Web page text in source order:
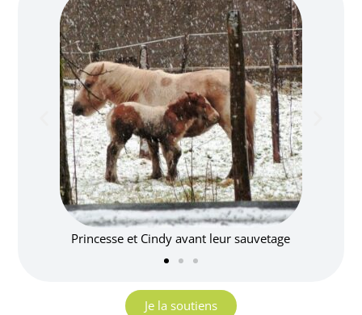
avant leur sauvetage Princesse et
Je la soutiens